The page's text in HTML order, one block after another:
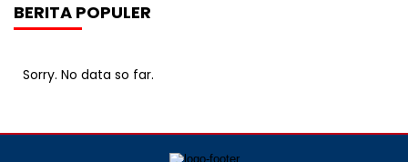
BERITA POPULER
Sorry. No data so far.